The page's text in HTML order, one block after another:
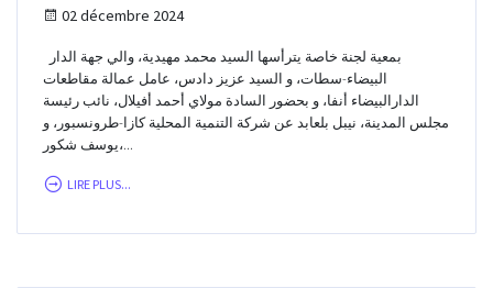
02 décembre 2024
البيضاء-سطات، و السيد عزيز دادس، عامل عمالة مقاطعات
الدارالبيضاء أنفا، و بحضور السادة مولاي أحمد أفيلال، نائب رئيسة
مجلس المدينة، نيبل بلعابد عن شركة التنمية المحلية كازا-طرونسبور، و
يوسف شكور،...
LIRE PLUS...